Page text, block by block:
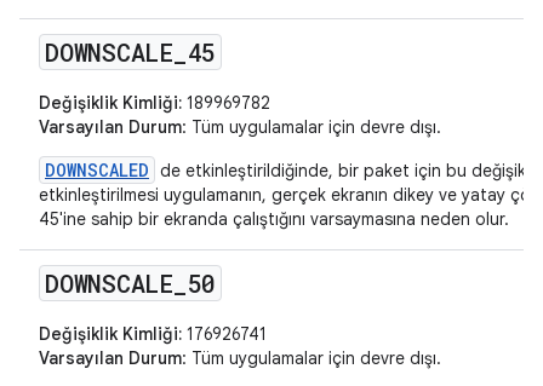
DOWNSCALE 45
Değişiklik Kimliği: 189969782
Varsayılan Durum: Tüm uygulamalar için devre dışı.
DOWNSCALED de etkinleştirildiğinde, bir paket için bu
etkinleştirilmesi uygulamanın, gerçek ekranın dikey ve yatay
45'ine sahip bir ekranda çalıştığını varsaymasına neden olur.
DOWNSCALE 50
Değişiklik Kimliği: 176926741
Varsayılan Durum: Tüm uygulamalar için devre dışı.